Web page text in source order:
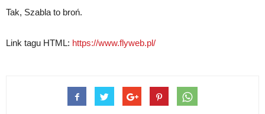
Tak, Szabla to broń.
Link tagu HTML: https://www.flyweb.pl/